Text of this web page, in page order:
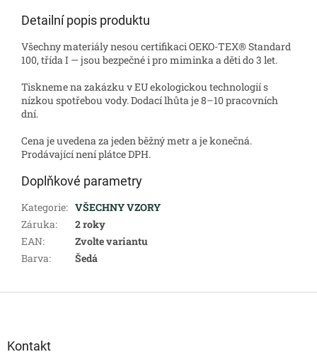
Detailní popis produktu
Všechny materiály nesou certifikaci OEKO-TEX® Standard
100, třída I — jsou bezpečné i pro miminka a děti do 3 let.
Tiskneme na zakázku v EU ekologickou technologií s
nízkou spotřebou vody. Dodací lhůta je 8–10 pracovních
dní.
Cena je uvedena za jeden běžný metr a je konečná.
Prodávající není plátce DPH.
Doplňkové parametry
Kategorie: VŠECHNY VZORY
Záruka:
2 roky
EAN:
Zvolte variantu
Barva: Šedá
Kontakt